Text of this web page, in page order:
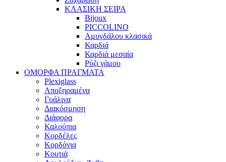
ΚΛΑΣΙΚΗ ΣΕΙΡΑ
Bijoux
PICCOLINO
Αμυγδάλου κλασικά
Καρδιά
Καρδιά μεσαία
Ρύζι γάμου
ΟΜΟΡΦΑ ΠΡΑΓΜΑΤΑ
Plexiglass
Αποξηραμένα
Γυάλινα
Διακόσμηση
Διάφορα
Καλούπια
Κορδέλες
Κορδόνια
Κουτιά